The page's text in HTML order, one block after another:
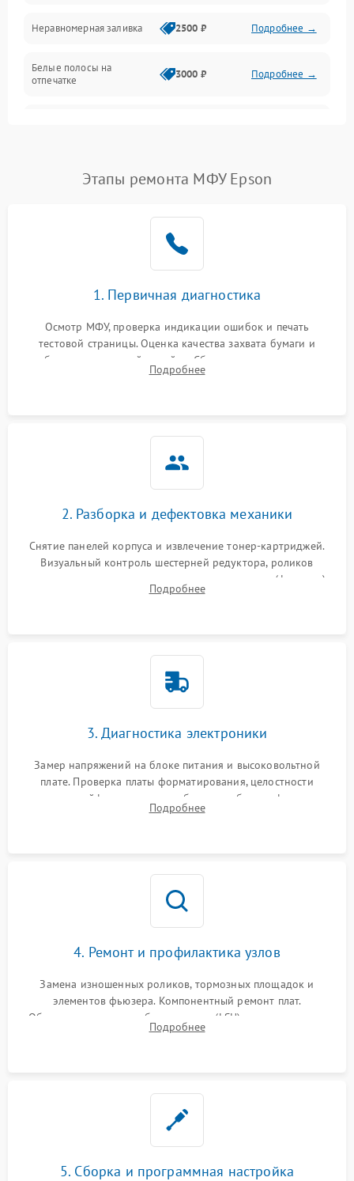
Дисплей и органы управления
Изображение
Неравномерная заливка 2500 ₽ Подробнее →
Белые полосы на
отпечатке
3000 ₽ Подробнее →
Этапы ремонта МФУ Epson
1. Первичная диагностика
Осмотр МФУ, проверка индикации ошибок и печать
тестовой страницы. Оценка качества захвата бумаги и
работы сканирующей линейки. Сбор данных о замятиях,
дефектах изображения или посторонних шумах при работе.
Подробнее
2. Разборка и дефектовка механики
Снятие панелей корпуса и извлечение тонер-картриджей.
Визуальный контроль шестерней редуктора, роликов
захвата, термопленки и прижимного вала в печи (фьюзере).
Проверка оптики сканера на загрязнения.
Подробнее
3. Диагностика электроники
Замер напряжений на блоке питания и высоковольтной
плате. Проверка платы форматирования, целостности
плоских шлейфов сканера и работоспособности флажков и
оптопар (датчиков прохождения бумаги).
Подробнее
4. Ремонт и профилактика узлов
Замена изношенных роликов, тормозных площадок и
элементов фьюзера. Компонентный ремонт плат.
Обязательная очистка блока лазера (LSU), зеркал и тракта
печати от просыпанного тонера и бумажной пыли.
Подробнее
5. Сборка и программная настройка